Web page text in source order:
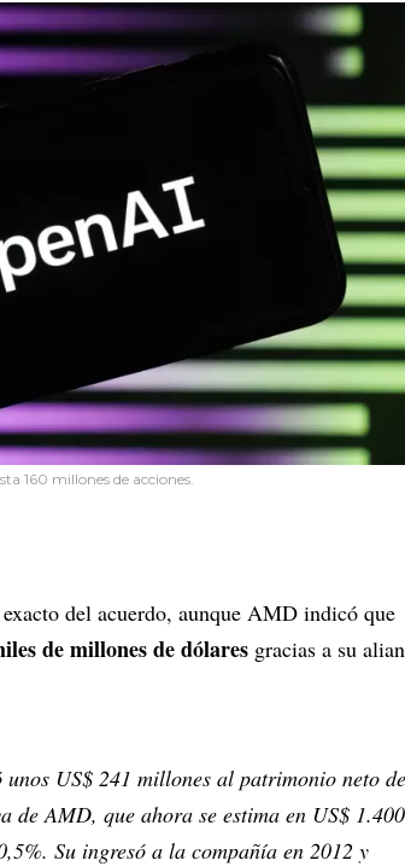
160 millones de acciones.
del acuerdo, aunque AMD indicó que
de millones de dólares gracias a su
US$ 241 millones al patrimonio neto de
de AMD, que ahora se estima en US$ 1.400
Su ingresó a la compañía en 2012 y